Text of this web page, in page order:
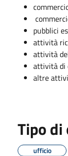
pubblici
attività
attività
attività di
altre
Tipo di
ufficio